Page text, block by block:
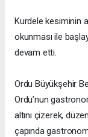
Kurdele kesiminin
okunması ile
devam etti.
Ordu Büyükşehir
Ordu’nun
altını çizerek,
çapında